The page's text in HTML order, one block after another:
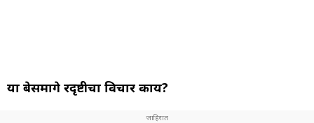
या बेसमागे दूरदृष्टीचा विचार काय?